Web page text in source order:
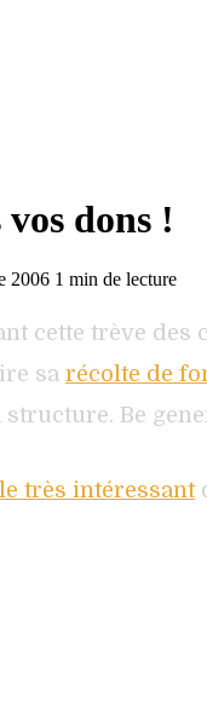
dons !
2006 1 min de lecture
cette trève
sa récolte de
Be
très intéressant